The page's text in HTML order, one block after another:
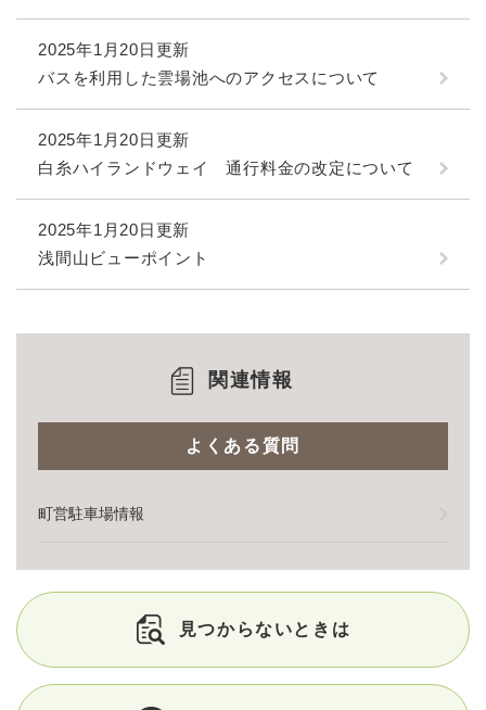
2025年1月20日更新
バスを利用した雲場池へのアクセスについて
2025年1月20日更新
白糸ハイランドウェイ 通行料金の改定について
2025年1月20日更新
浅間山ビューポイント
関連情報
よくある質問
町営駐車場情報
見つからないときは